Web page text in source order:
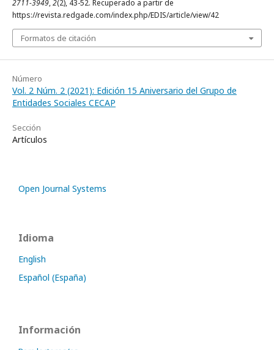
2711-3949,2(2), 43-52. Recuperado a partir de
https://revista.redgade.com/index.php/EDIS/article/view/42
Formatos de citación
Número
Vol. 2 Núm. 2 (2021): Edición 15 Aniversario del Grupo de
Entidades Sociales CECAP
Sección
Artículos
Open Journal Systems
Idioma
English
Español (España)
Información